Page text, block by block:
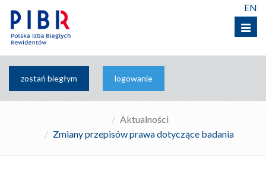
Menu
EN
zostań biegłym logowanie
Aktualności
Zmiany przepisów prawa dotyczące badania